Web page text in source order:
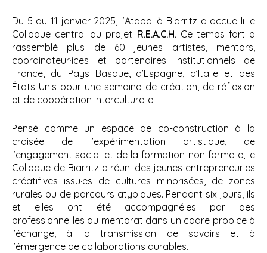
Du 5 au 11 janvier 2025, l’Atabal à Biarritz a accueilli le
Colloque central du projet R.E.A.C.H.Ce temps fort a
rassemblé plus de 60 jeunes artistes, mentors,
coordinateur·ices et partenaires institutionnels de
France, du Pays Basque, d’Espagne, d’Italie et des
États-Unis pour une semaine de création, de réflexion
et de coopération interculturelle.
Pensé comme un espace de co-construction à la
croisée de l’expérimentation artistique, de
l’engagement social et de la formation non formelle, le
Colloque de Biarritz a réuni des jeunes entrepreneur·es
créatif·ves issu·es de cultures minorisées, de zones
rurales ou de parcours atypiques. Pendant six jours, ils
et elles ont été accompagné·es par des
professionnel·les du mentorat dans un cadre propice à
l’échange, à la transmission de savoirs et à
l’émergence de collaborations durables.